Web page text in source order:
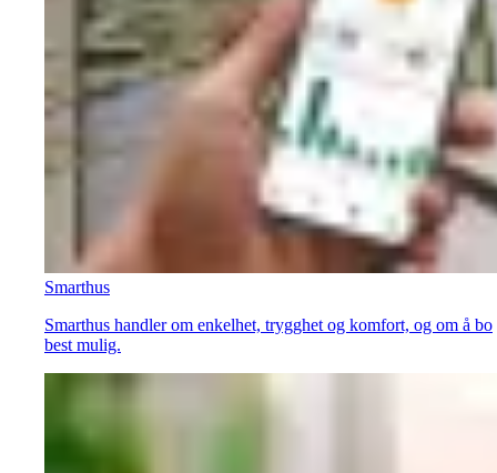
Smarthus
Smarthus handler om enkelhet, trygghet og komfort, og om å bo
best mulig.